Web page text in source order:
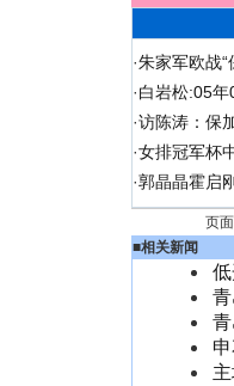
·朱家军欧战
·白岩松:05
·访陈涛：保
·女排冠军杯
·郭晶晶霍启
页
■相关新闻